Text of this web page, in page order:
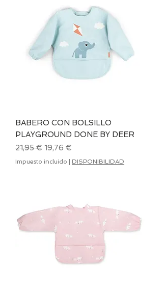
BABERO CON BOLSILLO
PLAYGROUND DONE BY DEER
Precio
21,95 € Precio de oferta
19,76 €
Impuesto incluido DISPONIBILIDAD